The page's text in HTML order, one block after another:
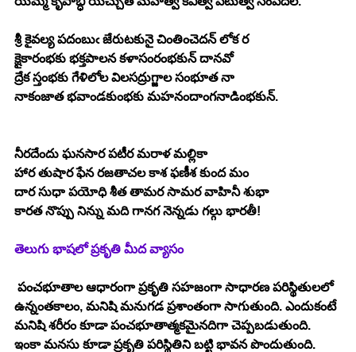
శ్రీ కైవల్య పదంబుఁ జేరుటకునై చింతించెదన్ లోక ర
క్షైకారంభకు భక్తపాలన కళాసంరంభకున్ దానవో
ద్రేక స్తంభకు గేళిలోల విలసద్రుగ్జాల సంభూత నా
నాకంజాత భవాండకుంభకు మహనందాంగనాడింభకున్.
నీరదేందు ఘనసార పటీర మరాళ మల్లికా
హార తుషార ఫేన రజతాచల కాశ ఫణీశ కుంద మం
దార సుధా పయోధి శీత తామర సామర వాహినీ శుభా
కారత నొప్పు నిన్ను మది గానగ నెన్నడు గల్గు భారతీ!
తెలుగు భాషలో ప్రకృతి మీద వ్యాసం
పంచభూతాల ఆధారంగా ప్రకృతి సహజంగా సాధారణ పరిస్థితులలో
ఉన్నంతకాలం, మనిషి మనుగడ ప్రశాంతంగా సాగుతుంది. ఎందుకంటే
మనిషి శరీరం కూడా పంచభూతాత్మకమైనదిగా చెప్పబడుతుంది.
ఇంకా మనసు కూడా ప్రకృతి పరిస్థితిని బట్టి భావన పొందుతుంది.